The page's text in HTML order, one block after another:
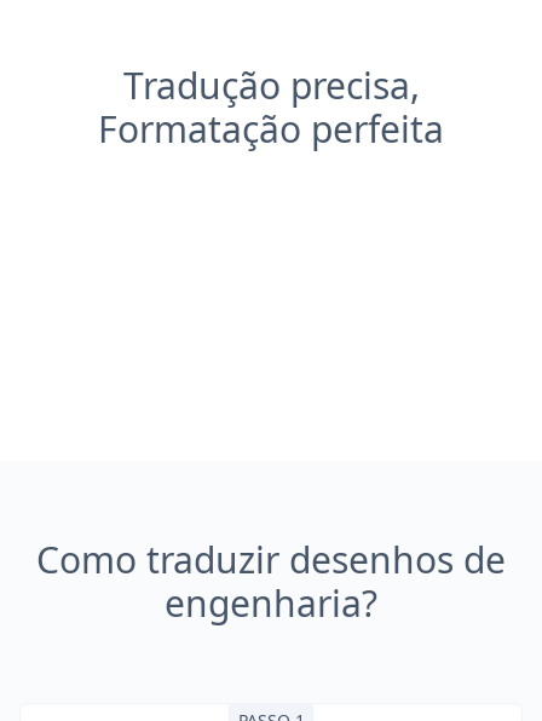
Tradução precisa,
Formatação perfeita
Como traduzir desenhos de
engenharia?